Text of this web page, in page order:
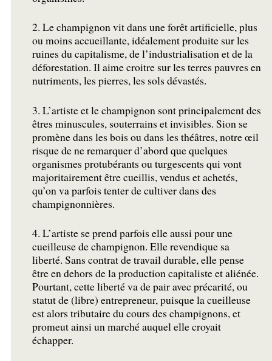
2. Le champignon vit dans une forêt artificielle, plus
ou moins accueillante, idéalement produite sur les
ruines du capitalisme, de l’industrialisation et de la
déforestation. Il aime croitre sur les terres pauvres en
nutriments, les pierres, les sols dévastés.
3. L’artiste et le champignon sont principalement des
êtres minuscules, souterrains et invisibles. Sion se
promène dans les bois ou dans les théâtres, notre œil
risque de ne remarquer d’abord que quelques
organismes protubérants ou turgescents qui vont
majoritairement être cueillis, vendus et achetés,
qu’on va parfois tenter de cultiver dans des
champignonnières.
4. L’artiste se prend parfois elle aussi pour une
cueilleuse de champignon. Elle revendique sa
liberté. Sans contrat de travail durable, elle pense
être en dehors de la production capitaliste et aliénée.
Pourtant, cette liberté va de pair avec précarité, ou
statut de (libre) entrepreneur, puisque la cueilleuse
est alors tributaire du cours des champignons, et
promeut ainsi un marché auquel elle croyait
échapper.